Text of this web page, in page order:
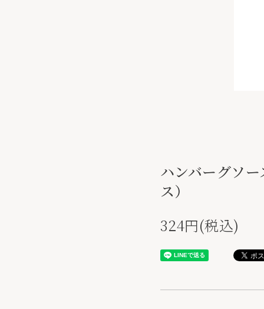
ハンバーグソ
ス）
324円(税込)